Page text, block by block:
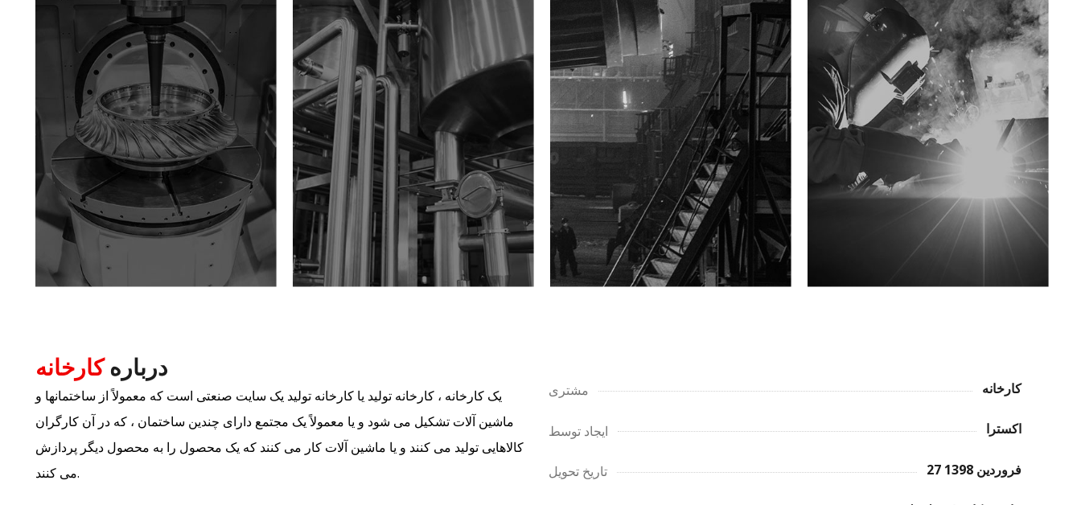
دربارهکارخانه
یک کارخانه ، کارخانه تولید یا کارخانه تولید یک سایت صنعتی است که معمولاً از ساختمانها و
ماشین آلات تشکیل می شود و یا معمولاً یک مجتمع دارای چندین ساختمان ، که در آن کارگران
کالاهایی تولید می کنند و یا ماشین آلات کار می کنند که یک محصول را به محصول دیگر پردازش
می کنند.
مشتری کارخانه
ایجاد توسط اکسترا
تاریخ تحویل 27 فروردین 1398